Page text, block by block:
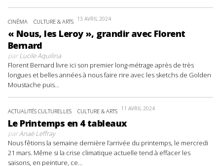
CINÉMA CULTURE & ARTS 13 AVRIL 2024
« Nous, les Leroy », grandir avec Florent
Bernard
parLucile Aquilina
Florent Bernard livre ici son premier long-métrage après de très
longues et belles années à nous faire rire avec les sketchs de Golden
Moustache puis...
ACTUALITÉS CULTURELLES CULTURE & ARTS 11 AVRIL 2024
Le Printemps en 4 tableaux
parAnaë Leffray
Nous fêtions la semaine dernière l’arrivée du printemps, le mercredi
21 mars. Même si la crise climatique actuelle tend à effacer les
saisons, en peinture, ce...